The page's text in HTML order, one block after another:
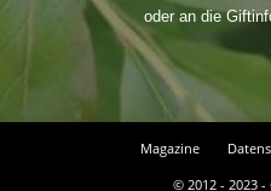
oder an die
Magazine
© 2012 - 2023